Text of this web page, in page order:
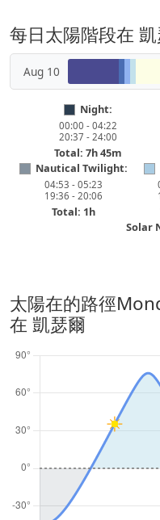
每日太陽階段在
Aug 10
Night:
00:00 - 04:22
20:37 - 24:00
Total: 7h 45m
Nautical Twilight:
04:53 - 05:23
19:36 - 20:06
Total: 1h
Solar
太陽在的路徑
在 凱瑟爾